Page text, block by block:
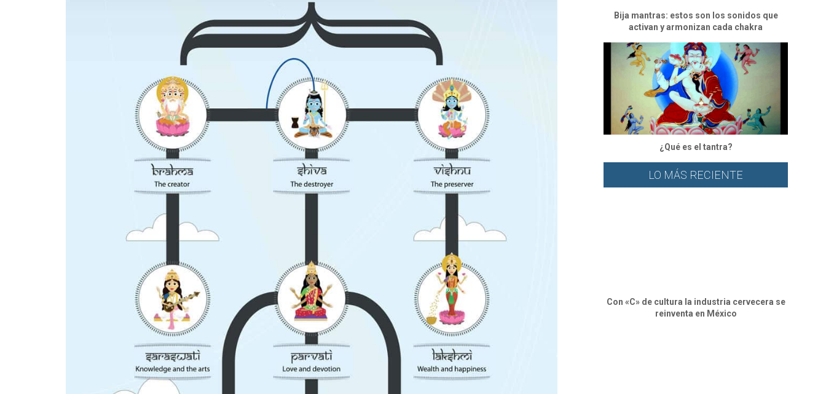
Bija mantras: estos son los sonidos que
activan y armonizan cada chakra
¿Qué es el tantra?
LO MÁS RECIENTE
Con «C» de cultura la industria cervecera se
reinventa en México